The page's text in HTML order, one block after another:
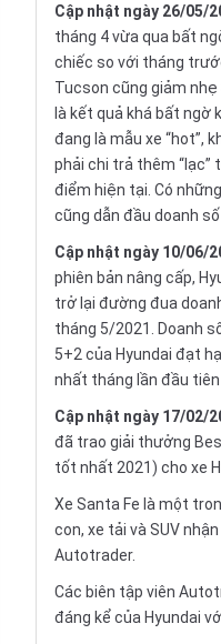
Cập nhật ngày 26/05/
tháng 4 vừa qua bất
chiếc so với tháng
Tucson cũng giảm
là kết quả khá bất ngờ
đang là mẫu xe “hot”,
phải chi trả thêm “lạc”
điểm hiện tại. Có
cũng dẫn đầu doanh
Cập nhật ngày 10/06/
phiên bản nâng cấp,
trở lại đường đua
tháng 5/2021. Doanh
5+2 của Hyundai đạt
nhất tháng lần đầu tiên
Cập nhật ngày 17/02/
đã trao giải thưởng
tốt nhất 2021) cho xe
Xe Santa Fe là một
con, xe tải và SUV
Autotrader.
Các biên tập viên
đáng kể của Hyundai